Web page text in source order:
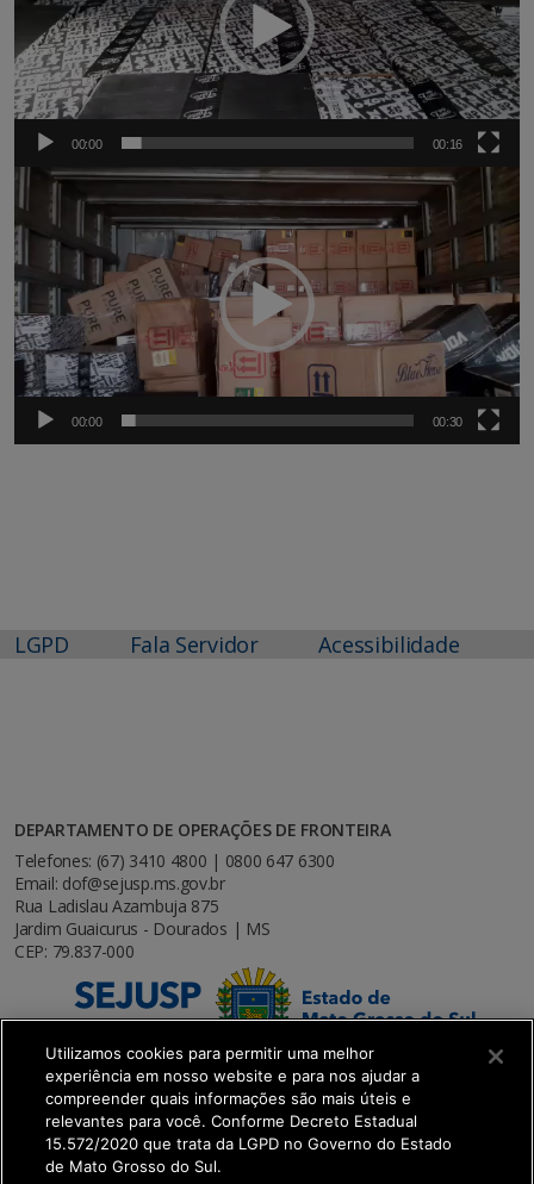
00:00 00:16
Tocador
de
vídeo
00:00 00:30
LGPD Fala Servidor Acessibilidade
DEPARTAMENTO DE OPERAÇÕES DE FRONTEIRA
Telefones: (67) 3410 4800 | 0800 647 6300
Email: dof@sejusp.ms.gov.br
Rua Ladislau Azambuja 875
Jardim Guaicurus - Dourados | MS
CEP: 79.837-000
Utilizamos cookies para permitir uma melhor
experiência em nosso website e para nos ajudar a
compreender quais informações são mais úteis e
relevantes para você. Conforme Decreto Estadual
15.572/2020 que trata da LGPD no Governo do Estado
de Mato Grosso do Sul.